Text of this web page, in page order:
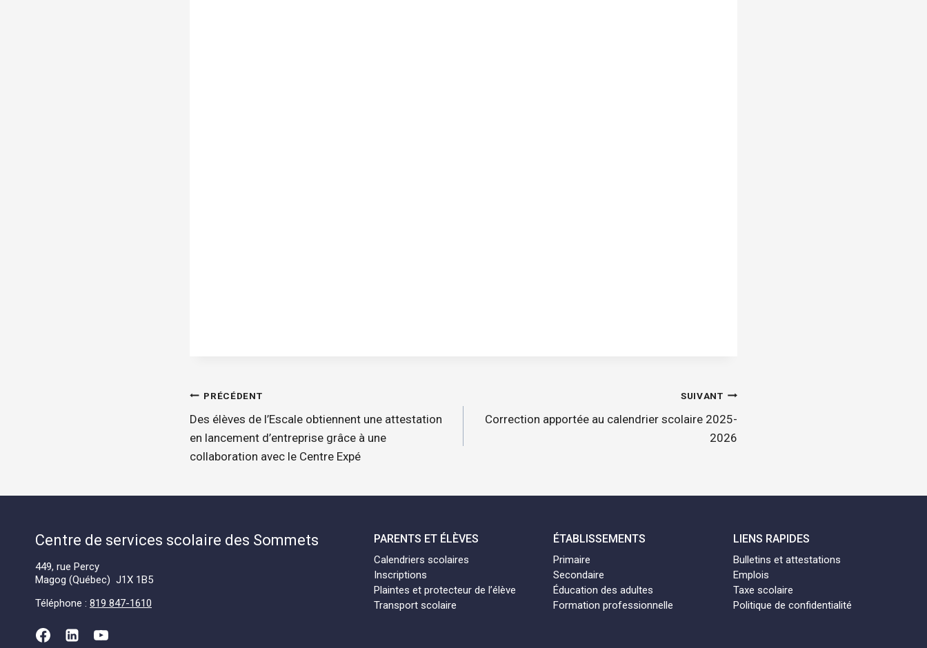
Navigation
de
l'article
PRÉCÉDENT
Des élèves de l’Escale obtiennent une attestation
en lancement d’entreprise grâce à une
collaboration avec le Centre Expé
SUIVANT
Correction apportée au calendrier scolaire 2025-
2026
Centre de services scolaire des Sommets
449, rue Percy
Magog (Québec) J1X 1B5
Téléphone : 819 847-1610
PARENTS ET ÉLÈVES
Calendriers scolaires
Inscriptions
Plaintes et protecteur de l’élève
Transport scolaire
ÉTABLISSEMENTS
Primaire
Secondaire
Éducation des adultes
Formation professionnelle
LIENS RAPIDES
Bulletins et attestations
Emplois
Taxe scolaire
Politique de confidentialité